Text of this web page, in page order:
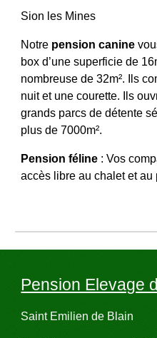
Sion les Mines
Notre pension canine
box d’une superficie de
nombreuse de 32m². Ils
nuit et une courette. Ils
grands parcs de détente
plus de 7000m².
Pension féline :Vos
accès libre au chalet et
Pension Elevage
Saint Emilien de Blain